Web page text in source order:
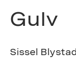
Gulv
Sissel Blystad